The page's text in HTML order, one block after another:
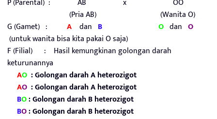
P (Parental) : AB x OO
(Pria AB) (Wanita O)
G (Gamet) : A dan B O dan O
(untuk wanita bisa kita pakai O saja)
F (Filial) : Hasil kemungkinan golongan darah
keturunannya
AO : Golongan darahA heterozigot
AO : Golongan darahA heterozigot
BO: Golongan darah B heterozigot
BO: Golongan darahB heterozigot